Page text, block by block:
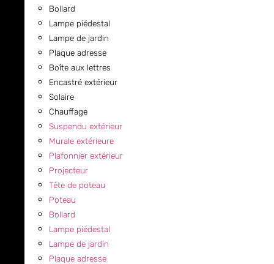
Bollard
Lampe piédestal
Lampe de jardin
Plaque adresse
Boîte aux lettres
Encastré extérieur
Solaire
Chauffage
Suspendu extérieur
Murale extérieure
Plafonnier extérieur
Projecteur
Tête de poteau
Poteau
Bollard
Lampe piédestal
Lampe de jardin
Plaque adresse